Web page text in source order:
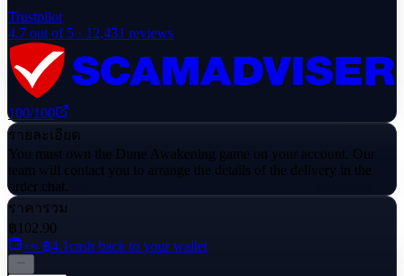
Trustpilot
4.7 out of 5 · 12,431 reviews
100/100
รายละเอียด
You must own the Dune Awakening game on your account. Our
team will contact you to arrange the details of the delivery in the
order chat.
ราคารวม
฿102.90
+≈ ฿4.1cash back to your wallet